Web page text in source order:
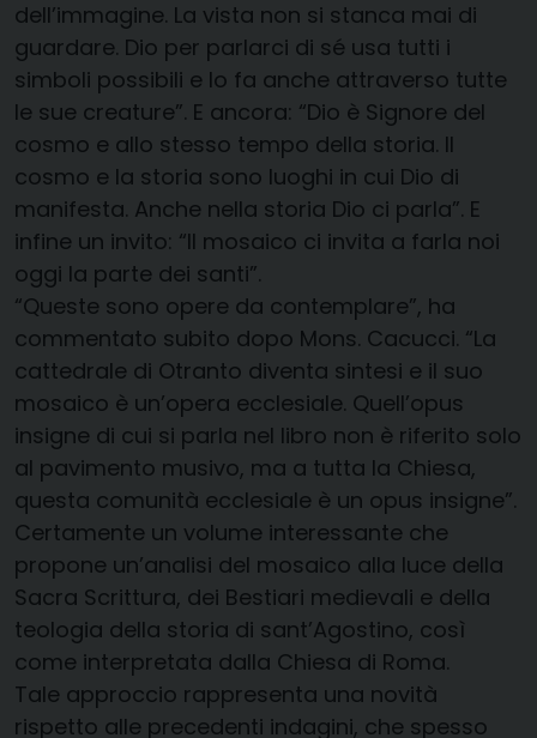
dell’immagine. La vista non si stanca mai di
guardare. Dio per parlarci di sé usa tutti i
simboli possibili e lo fa anche attraverso tutte
le sue creature”. E ancora: “Dio è Signore del
cosmo e allo stesso tempo della storia. Il
cosmo e la storia sono luoghi in cui Dio di
manifesta. Anche nella storia Dio ci parla”. E
infine un invito: “Il mosaico ci invita a farla noi
oggi la parte dei santi”.
“Queste sono opere da contemplare”, ha
commentato subito dopo Mons. Cacucci. “La
cattedrale di Otranto diventa sintesi e il suo
mosaico è un’opera ecclesiale. Quell’opus
insigne di cui si parla nel libro non è riferito solo
al pavimento musivo, ma a tutta la Chiesa,
questa comunità ecclesiale è un opus insigne”.
Certamente un volume interessante che
propone un’analisi del mosaico alla luce della
Sacra Scrittura, dei Bestiari medievali e della
teologia della storia di sant’Agostino, così
come interpretata dalla Chiesa di Roma.
Tale approccio rappresenta una novità
rispetto alle precedenti indagini, che spesso